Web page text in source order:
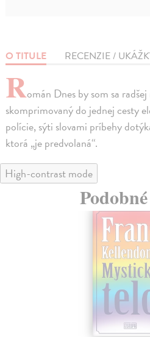
O TITULE RECENZIE /
Román Dnes by som sa
skomprimovaný do jednej cesty
polície, sýti slovami príbehy
ktorá „je predvolaná“.
High-contrast mode